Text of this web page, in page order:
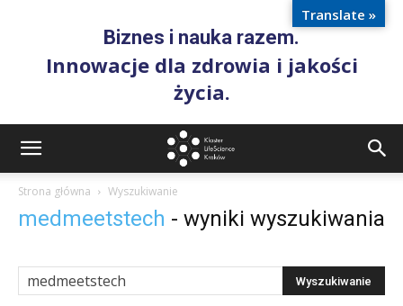
Biznes i nauka razem.
Innowacje dla zdrowia i jakości
życia.
Strona główna Wyszukiwanie
medmeetstech - wyniki wyszukiwania
Translate »